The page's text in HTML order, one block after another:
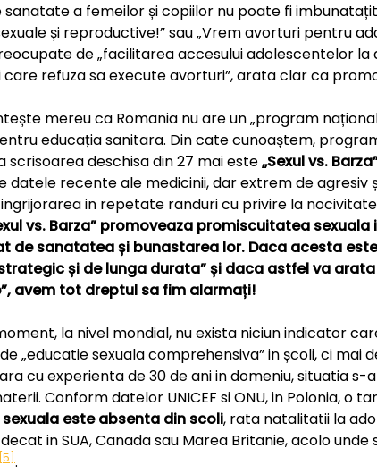
sanatate a femeilor și copiilor nu poate fi
și reproductive!” sau „Vrem avorturi pentru
de „facilitarea accesului adolescentelor la
care refuza sa execute avorturi”, arata clar ca
mereu ca Romania nu are un „program
educația sanitara. Din cate cunoaștem,
scrisoarea deschisa din 27 mai este„Sexul vs.
datele recente ale medicinii, dar extrem de agresiv
in repetate randuri cu privire la
vs. Barza” promoveaza promiscuitatea sexuala
de sanatatea și bunastarea lor. Daca acesta
și de lunga durata” și daca astfel va
avem tot dreptul sa fim alarmați!
la nivel mondial, nu exista niciun indicator
„educatie sexuala comprehensiva” in școli, ci mai
cu experienta de 30 de ani in domeniu, situatia
Conform datelor UNICEF si ONU, in Polonia, o
este absenta din scoli, rata natalitatii la
in SUA, Canada sau Marea Britanie, acolo
[5] .